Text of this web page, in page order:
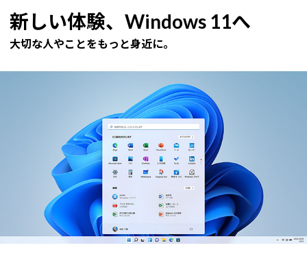
新しい体験、Windows 11へ
大切な人やことをもっと身近に。